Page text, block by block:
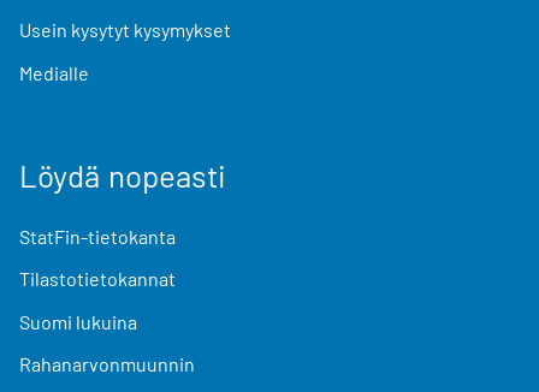
Usein kysytyt kysymykset
Medialle
Löydä nopeasti
StatFin-tietokanta
Tilastotietokannat
Suomi lukuina
Rahanarvonmuunnin